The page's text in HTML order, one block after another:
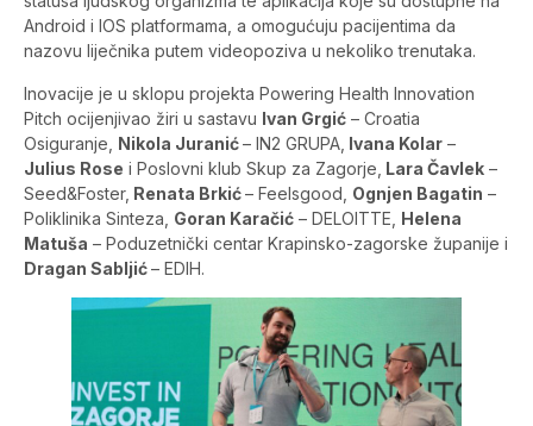
Android i IOS platformama, a omogućuju pacijentima da
nazovu liječnika putem videopoziva u nekoliko trenutaka.
Inovacije je u sklopu projekta Powering Health Innovation
Pitch ocijenjivao žiri u sastavu Ivan Grgić – Croatia
Osiguranje, Nikola Juranić– IN2 GRUPA, Ivana Kolar –
Julius Rose i Poslovni klub Skup za Zagorje, Lara Čavlek –
Seed&Foster, Renata Brkić– Feelsgood, Ognjen Bagatin –
Poliklinika Sinteza, Goran Karačić – DELOITTE, Helena
Matuša – Poduzetnički centar Krapinsko-zagorske županije i
Dragan Sabljić– EDIH.